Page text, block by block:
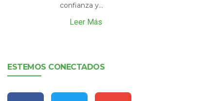
confianza y...
Leer Más
ESTEMOS CONECTADOS